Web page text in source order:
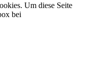
Um diese Seite
bei